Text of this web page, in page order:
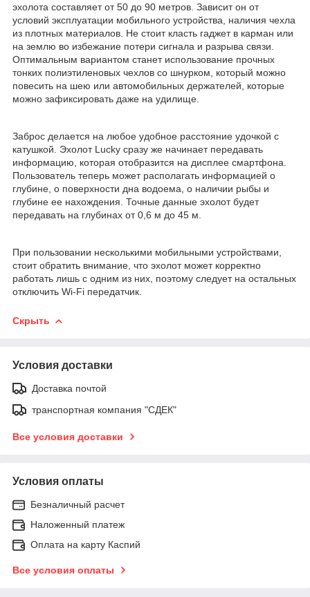
эхолота составляет от 50 до 90 метров. Зависит он от
условий эксплуатации мобильного устройства, наличия чехла
из плотных материалов. Не стоит класть гаджет в карман или
на землю во избежание потери сигнала и разрыва связи.
Оптимальным вариантом станет использование прочных
тонких полиэтиленовых чехлов со шнурком, который можно
повесить на шею или автомобильных держателей, которые
можно зафиксировать даже на удилище.
Заброс делается на любое удобное расстояние удочкой с
катушкой. Эхолот Lucky сразу же начинает передавать
информацию, которая отобразится на дисплее смартфона.
Пользователь теперь может располагать информацией о
глубине, о поверхности дна водоема, о наличии рыбы и
глубине ее нахождения. Точные данные эхолот будет
передавать на глубинах от 0,6 м до 45 м.
При пользовании несколькими мобильными устройствами,
стоит обратить внимание, что эхолот может корректно
работать лишь с одним из них, поэтому следует на остальных
отключить Wi-Fi передатчик.
Скрыть
Условия доставки
Доставка почтой
транспортная компания "СДЕК"
Все условия доставки
Условия оплаты
Безналичный расчет
Наложенный платеж
Оплата на карту Каспий
Все условия оплаты